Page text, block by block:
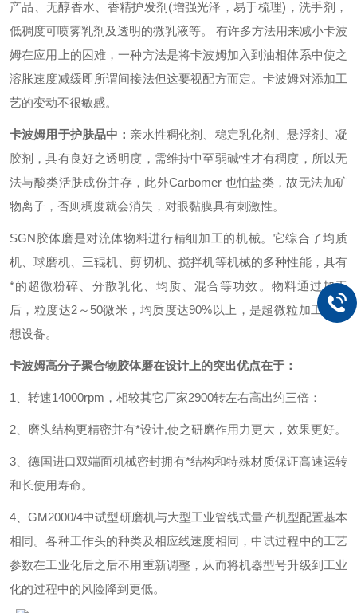
产品、无醇香水、香精护发剂 (增强光泽，易于梳理) ，洗手剂，
低稠度可喷雾乳剂及透明的微乳液等。
有许多方法用来减小卡波
姆在应用上的困难，一种方法是将卡波姆加入到油相体系中使之
溶胀速度减缓即所谓间接法但这要视配方而定。卡波姆对添加工
艺的变动不很敏感。
卡波姆用于护肤品中： 亲水性稠化剂、稳定乳化剂、悬浮剂、凝
胶剂，具有良好之透明度，需维持中至弱碱性才有稠度，所以无
法与酸类活肤成份并存，此外Carbomer 也怕盐类，故无法加矿
物离子，否则稠度就会消失，对眼黏膜具有刺激性。
SGN胶体磨是对流体物料进行精细加工的机械。它综合了均质
机、球磨机、三辊机、剪切机、搅拌机等机械的多种性能，具有
*的超微粉碎、分散乳化、均质、混合等功效。物料通过加工
后，粒度达2 ～ 50微米，均质度达90%以上，是超微粒加工的理
想设备。
卡波姆高分子聚合物胶体磨在设计上的突出优点在于：
1 、转速14000rpm ，相较其它厂家2900转左右高出约三倍：
2 、磨头结构更精密并有*设计,使之研磨作用力更大，效果更好。
3 、德国进口双端面机械密封拥有*结构和特殊材质保证高速运转
和长使用寿命。
4 、GM2000/4中试型研磨机与大型工业管线式量产机型配置基本
相同。各种工作头的种类及相应线速度相同，中试过程中的工艺
参数在工业化后之后不用重新调整，从而将机器型号升级到工业
化的过程中的风险降到更低。